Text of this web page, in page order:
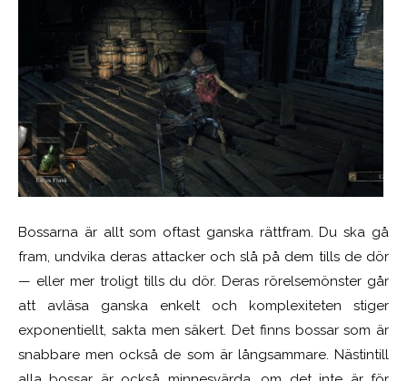
Bossarna är allt som oftast ganska rättfram. Du ska gå
fram, undvika deras attacker och slå på dem tills de dör
— eller mer troligt tills du dör. Deras rörelsemönster går
att avläsa ganska enkelt och komplexiteten stiger
exponentiellt, sakta men säkert. Det finns bossar som är
snabbare men också de som är långsammare. Nästintill